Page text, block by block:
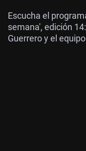
Escucha el
semana', edición
Guerrero y el